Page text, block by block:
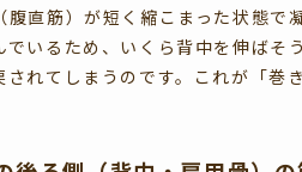
直筋）が短く縮こまった状態で
でいるため、いくら背中を伸ば
れてしまうのです。これが「巻